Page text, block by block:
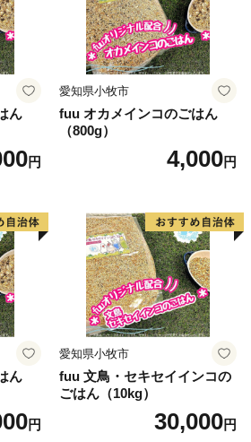
ん
円
愛知県小牧市
fuu オカメインコのごはん
（800g）
4,000円
ん
円
愛知県小牧市
fuu 文鳥・セキセイインコの
ごはん（10kg）
30,000円